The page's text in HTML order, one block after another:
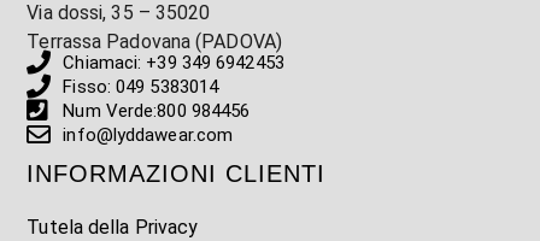
Via dossi, 35 – 35020
Terrassa Padovana (PADOVA)
Chiamaci: +39 349 6942453
Fisso: 049 5383014
Num Verde:800 984456
info@lyddawear.com
INFORMAZIONI CLIENTI
Tutela della Privacy